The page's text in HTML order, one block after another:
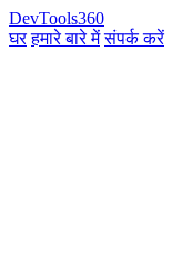
DevTools360
घर हमारे बारे में संपर्क करें